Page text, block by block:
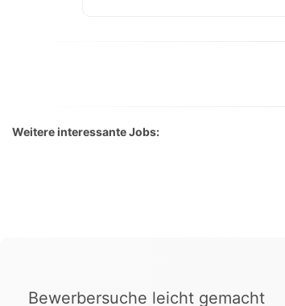
Weitere interessante Jobs:
Bewerbersuche leicht gemacht